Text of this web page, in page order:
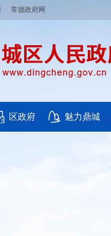
常德政府网
区政府 魅力鼎城